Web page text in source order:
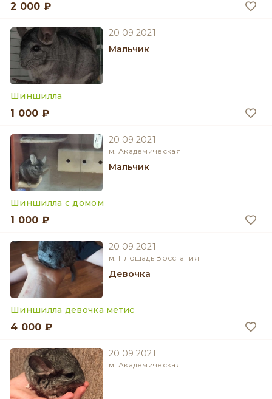
2 000 ₽
20.09.2021
мальчик
Шиншилла
1 000 ₽
20.09.2021
м. Академическая
мальчик
Шиншилла с домом
1 000 ₽
20.09.2021
м. Площадь Восстания
девочка
Шиншилла девочка метис
4 000 ₽
20.09.2021
м. Академическая